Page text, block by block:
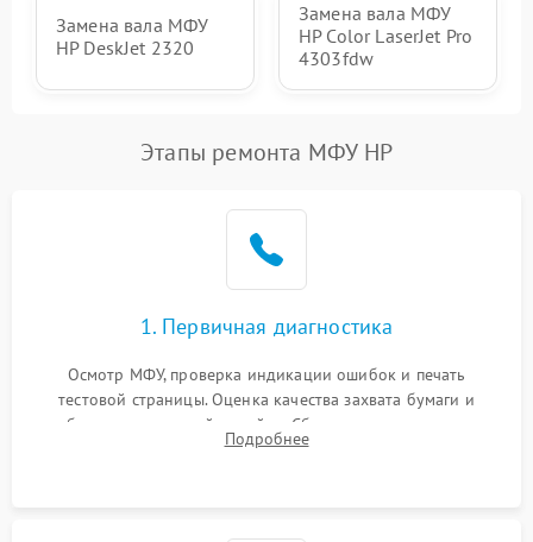
Замена вала МФУ
HP DeskJet 2320
Замена вала МФУ
HP Color LaserJet Pro
4303fdw
Этапы ремонта МФУ HP
1. Первичная диагностика
Осмотр МФУ, проверка индикации ошибок и печать
тестовой страницы. Оценка качества захвата бумаги и
работы сканирующей линейки. Сбор данных о замятиях,
дефектах изображения или посторонних шумах при работе.
Подробнее